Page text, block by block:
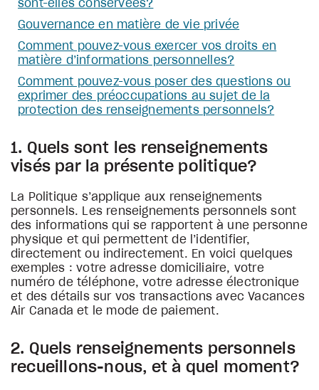
sont-elles conservées?
Gouvernance en matière de vie privée
Comment pouvez-vous exercer vos droits en
matière d’informations personnelles?
Comment pouvez-vous poser des questions ou
exprimer des préoccupations au sujet de la
protection des renseignements personnels?
1. Quels sont les renseignements
visés par la présente politique?
La Politique s’applique aux renseignements
personnels. Les renseignements personnels sont
des informations qui se rapportent à une personne
physique et qui permettent de l’identifier,
directement ou indirectement. En voici quelques
exemples : votre adresse domiciliaire, votre
numéro de téléphone, votre adresse électronique
et des détails sur vos transactions avec Vacances
Air Canada et le mode de paiement.
2. Quels renseignements personnels
recueillons-nous, et à quel moment?